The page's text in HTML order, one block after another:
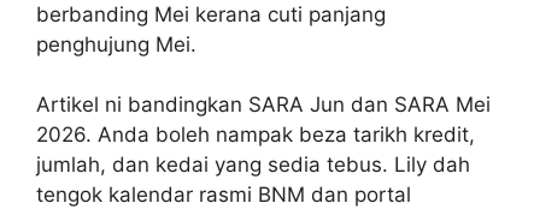
berbanding Mei kerana cuti panjang
penghujung Mei.
Artikel ni bandingkan SARA Jun dan SARA Mei
2026. Anda boleh nampak beza tarikh kredit,
jumlah, dan kedai yang sedia tebus. Lily dah
tengok kalendar rasmi BNM dan portal